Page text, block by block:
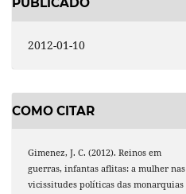
2012-01-10
COMO CITAR
Gimenez, J. C. (2012). Reinos em
guerras, infantas aflitas: a mulher nas
vicissitudes políticas das monarquias